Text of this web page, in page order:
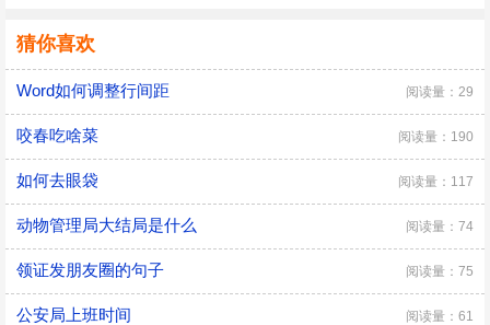
猜你喜欢
Word如何调整行间距 阅读量：29
咬春吃啥菜 阅读量：190
如何去眼袋 阅读量：117
动物管理局大结局是什么 阅读量：74
领证发朋友圈的句子 阅读量：75
公安局上班时间 阅读量：61